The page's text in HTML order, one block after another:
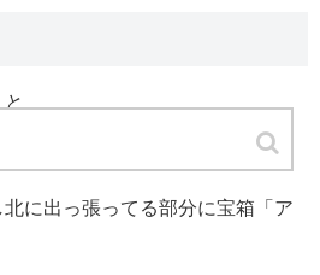
に出っ張ってる部分に宝箱「ア